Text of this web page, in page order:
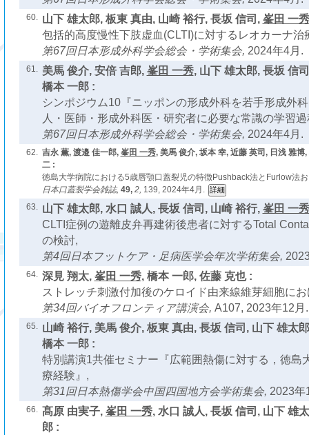
60. 山下 雄太郎, 板東 真由, 山崎 裕行, 長坂 信司, 峯田 一秀
包括的高度慢性下肢虚血(CLTI)に対するレオカーナ治
第67回日本形成外科学会総会・学術集会, 2024年4月.
61. 美馬 俊介, 安倍 吉郎, 峯田 一秀, 山下 雄太郎, 長坂 信
橋本 一郎 :
シンポジウム10『ニッポンの形成外科を若手形成外
人・医師・形成外科医・研究者に必要な常識の学習過
第67回日本形成外科学会総会・学術集会, 2024年4月.
62. 吉永 薫, 渡邉 佳一郎, 峯田 一秀, 美馬 俊介, 坂本 幸, 近藤 英司, 日浅 雅博
二 :
徳島大学病院における5歳唇顎口蓋裂児の特徴Pushback法とFurlow法
日本口蓋裂学会雑誌, 49, 2, 139, 2024年4月.
63. 山下 雄太郎, 水口 誠人, 長坂 信司, 山崎 裕行, 峯田 一秀
CLTI症例の遊離皮弁再建術後患者に対するTotal
の検討,
第4回日本フットケア・足病医学会年次学術集会,
64. 深見 翔太, 峯田 一秀, 橋本 一郎, 佐藤 克也 :
ストレッチ刺激付加後のケロイド由来線維芽細胞に
第34回バイオフロンティア講演会, A107, 2023年12月.
65. 山崎 裕行, 美馬 俊介, 板東 真由, 長坂 信司, 山下 雄太
橋本 一郎 :
特別講演1共催セミナー『広範囲熱傷に対する，徳島
療経験』,
第31回日本熱傷学会中国四国地方会学術集会, 2023年
66. 髙原 由実子, 峯田 一秀, 水口 誠人, 長坂 信司, 山下 雄
郎 :